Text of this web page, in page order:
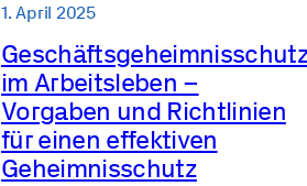
1. April 2025
im Arbeitsleben –
Vorgaben und Richtlinien
für einen effektiven
Geheimnisschutz